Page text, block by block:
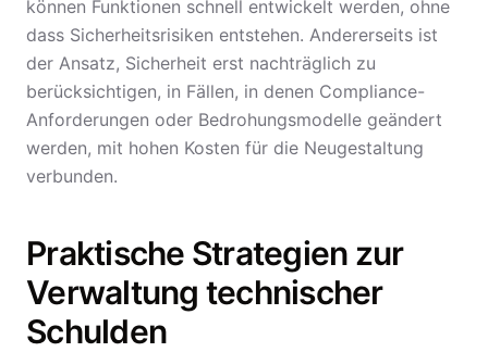
können Funktionen schnell entwickelt werden, ohne
dass Sicherheitsrisiken entstehen. Andererseits ist
der Ansatz, Sicherheit erst nachträglich zu
berücksichtigen, in Fällen, in denen Compliance-
Anforderungen oder Bedrohungsmodelle geändert
werden, mit hohen Kosten für die Neugestaltung
verbunden.
Praktische Strategien zur
Verwaltung technischer
Schulden